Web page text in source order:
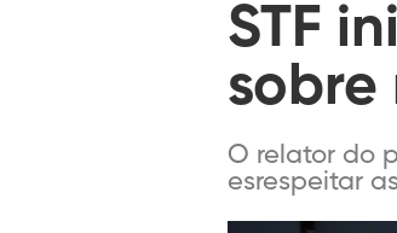
STF
sobre
O relator do
esrespeitar